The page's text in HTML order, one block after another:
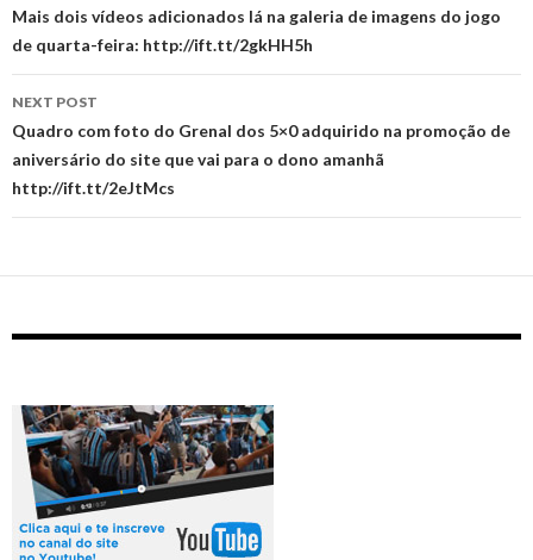
navigation
Mais dois vídeos adicionados lá na galeria de imagens do jogo
de quarta-feira: http://ift.tt/2gkHH5h
NEXT POST
Quadro com foto do Grenal dos 5×0 adquirido na promoção de
aniversário do site que vai para o dono amanhã
http://ift.tt/2eJtMcs